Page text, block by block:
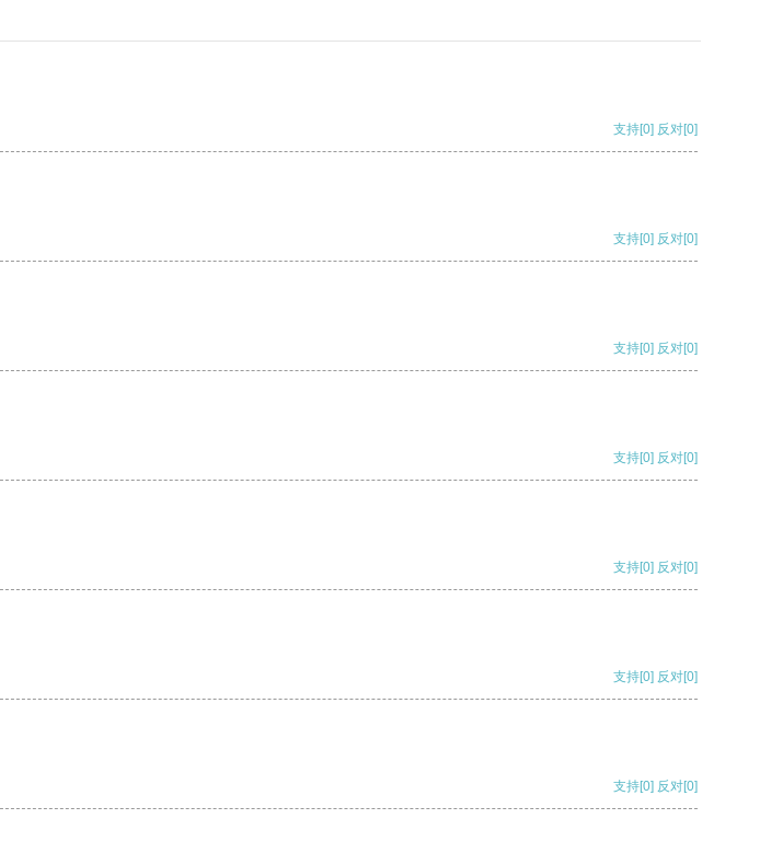
支持[0] 反对[0]
支持[0] 反对[0]
支持[0] 反对[0]
支持[0] 反对[0]
支持[0] 反对[0]
支持[0] 反对[0]
支持[0] 反对[0]